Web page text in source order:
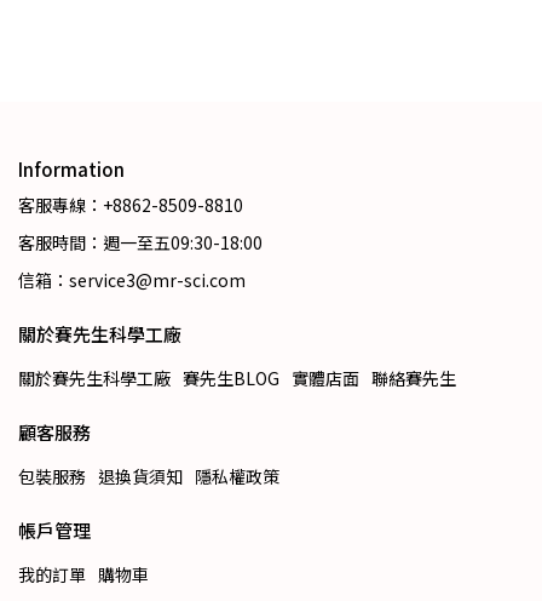
Information
客服專線：+8862-8509-8810
客服時間：週一至五09:30-18:00
信箱：service3@mr-sci.com
關於賽先生科學工廠
關於賽先生科學工廠 賽先生BLOG 實體店面 聯絡賽先生
顧客服務
包裝服務 退換貨須知 隱私權政策
帳戶管理
我的訂單 購物車